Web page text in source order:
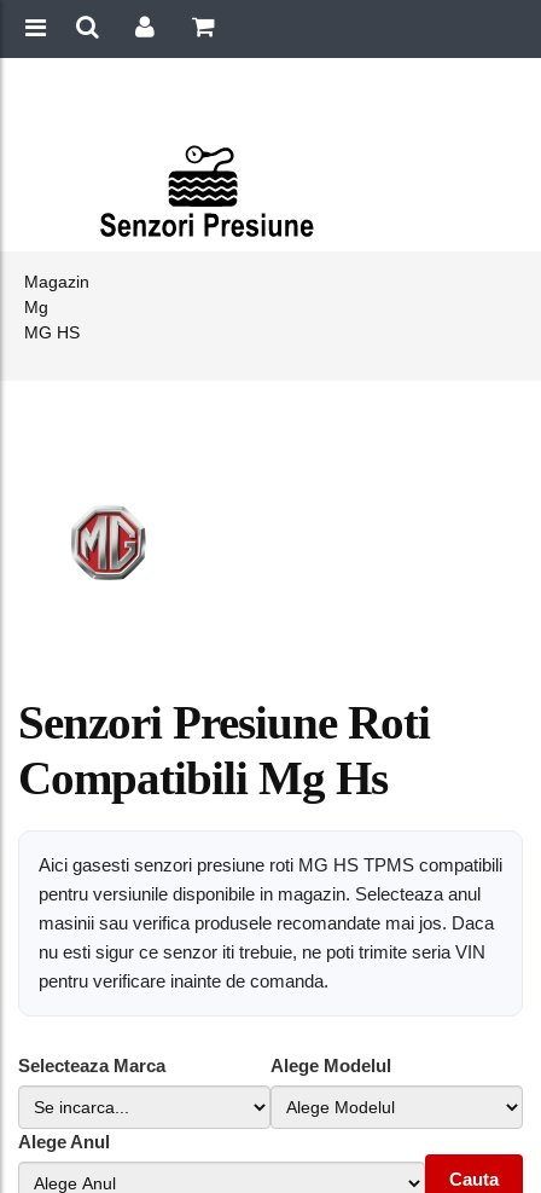
Magazin
Mg
MG HS
Senzori Presiune Roti
Compatibili Mg Hs
Aici gasesti senzori presiune roti MG HS TPMS compatibili
pentru versiunile disponibile in magazin. Selecteaza anul
masinii sau verifica produsele recomandate mai jos. Daca
nu esti sigur ce senzor iti trebuie, ne poti trimite seria VIN
pentru verificare inainte de comanda.
Selecteaza Marca Alege Modelul
Alege Anul
Cauta